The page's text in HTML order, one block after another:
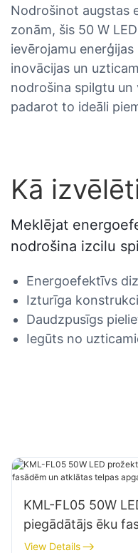
Nodrošinot augstas
zonām, šis 50 W
ievērojamu
inovācijas un
nodrošina spilgtu
padarot to ideāli
Kā
Meklējat
nodrošina izcilu
Energoefektīvs
Izturīga
Daudzpusīgs
Iegūts no
KML-FL05 50W
piegādātājs ēku
atklātas telpas
View Details